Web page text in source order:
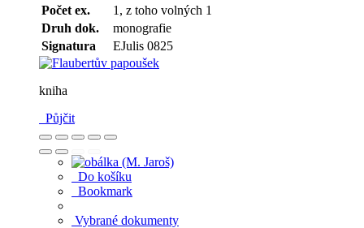
Počet ex.
1, z toho volných 1
Druh dok.
monografie
Signatura
EJulis 0825
kniha
Půjčit
Do košíku
Bookmark
Vybrané dokumenty